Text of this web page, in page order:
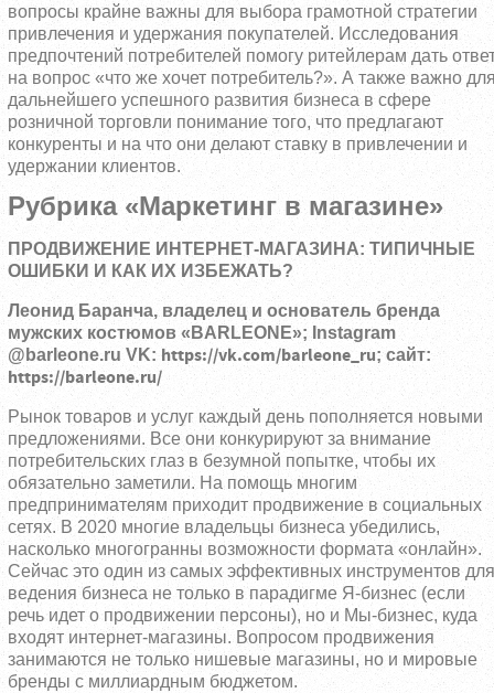
вопросы крайне важны для выбора грамотной стратегии
привлечения и удержания покупателей. Исследования
предпочтений потребителей помогу ритейлерам дать
на вопрос «что же хочет потребитель?». А также важно
дальнейшего успешного развития бизнеса в сфере
розничной торговли понимание того, что предлагают
конкуренты и на что они делают ставку в привлечении и
удержании клиентов.
Рубрика «Маркетинг в магазине»
ПРОДВИЖЕНИЕ ИНТЕРНЕТ-МАГАЗИНА: ТИПИЧНЫЕ
ОШИБКИ И КАК ИХ ИЗБЕЖАТЬ?
Леонид Баранча, владелец и основатель бренда
мужских костюмов «BARLEONE»; Instagram
@barleone.ru VK: https://vk.com/barleone_ru; сайт:
https://barleone.ru/
Рынок товаров и услуг каждый день пополняется новыми
предложениями. Все они конкурируют за внимание
потребительских глаз в безумной попытке, чтобы их
обязательно заметили. На помощь многим
предпринимателям приходит продвижение в социальных
сетях. В 2020 многие владельцы бизнеса убедились,
насколько многогранны возможности формата «онлайн».
Сейчас это один из самых эффективных инструментов для
ведения бизнеса не только в парадигме Я-бизнес (если
речь идет о продвижении персоны), но и Мы-бизнес, куда
входят интернет-магазины. Вопросом продвижения
занимаются не только нишевые магазины, но и мировые
бренды с миллиардным бюджетом.